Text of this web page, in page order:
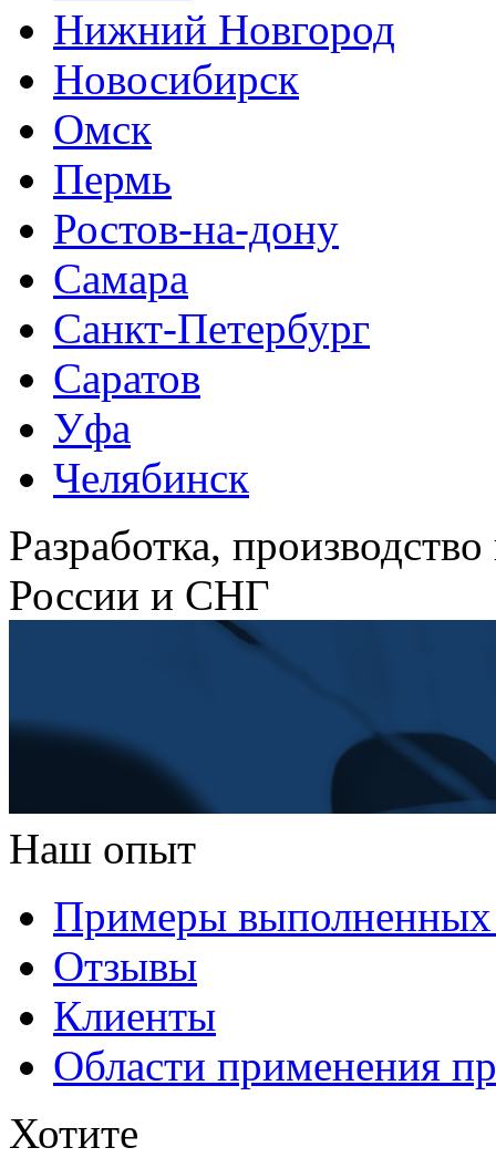
Нижний Новгород
Новосибирск
Омск
Пермь
Ростов-на-дону
Самара
Санкт-Петербург
Саратов
Уфа
Челябинск
Разработка,
России и СНГ
Наш опыт
Примеры выполненных
Отзывы
Клиенты
Области применения
Хотите